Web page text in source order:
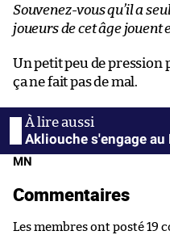
Souvenez-vous qu’il a
joueurs de cet âge jouent
Un petit peu de pression
ça ne fait pas de mal.
Akliouche s'engage au
MN
Commentaires
Les membres ont posté 19